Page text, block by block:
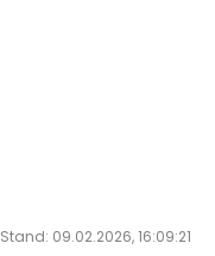
Stand: 09.02.2026, 16:09:21